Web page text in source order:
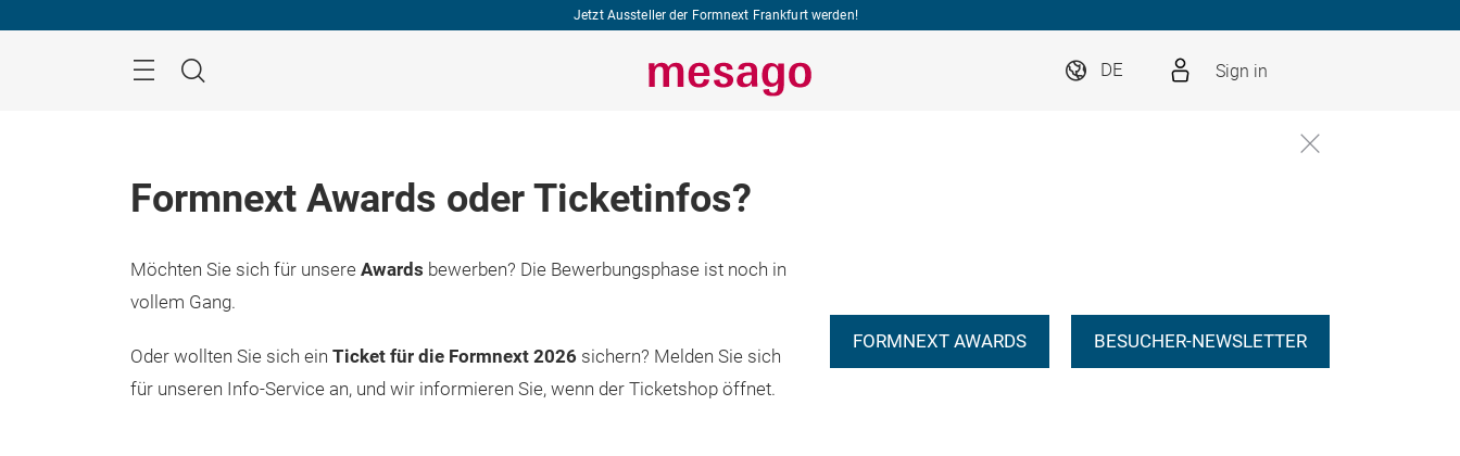
Jetzt Aussteller der Formnext Frankfurt werden!
Suche
DE Sign in
Formnext Awards oder Ticketinfos?
Möchten Sie sich für unsere Awards bewerben? Die Bewerbungsphase ist noch in
vollem Gang.
Oder wollten Sie sich ein Ticket für die Formnext 2026 sichern? Melden Sie sich
für unseren Info-Service an, und wir informieren Sie, wenn der Ticketshop öffnet.
FORMNEXT AWARDS BESUCHER-NEWSLETTER